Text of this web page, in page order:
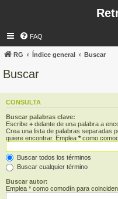
FAQ
RG Índice general Buscar
Buscar
CONSULTA
Buscar palabras clave:
Escribe + delante de una palabra a
Crea una lista de palabras separadas
quiere encontrar. Emplea * como
Buscar todos los términos
Buscar cualquier término
Buscar autor:
Emplea * como comodín para